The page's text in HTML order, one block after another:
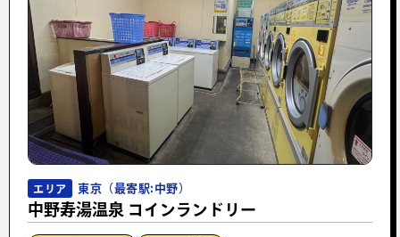
エリア 東京（最寄駅:中野）
中野寿湯温泉 コインランドリー